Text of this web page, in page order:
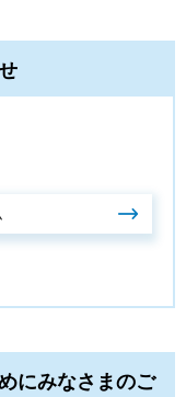
にみなさまのご